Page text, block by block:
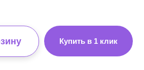
Купить в 1 клик